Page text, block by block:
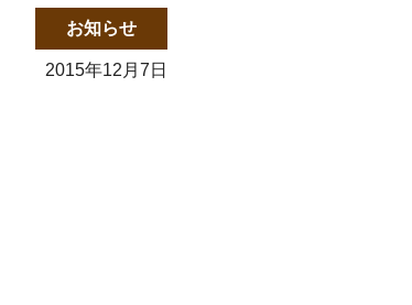
お知らせ
2015年12月7日